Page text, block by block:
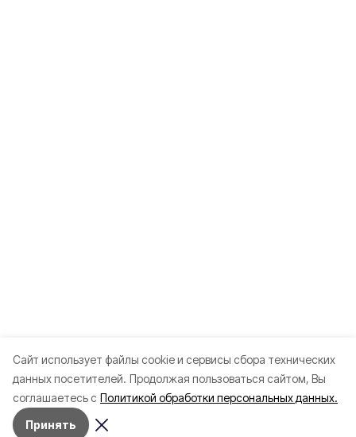
Cайт использует файлы cookie и сервисы сбора технических
данных посетителей. Продолжая пользоваться сайтом, Вы
соглашаетесь с Политикой обработки персональных данных.
Принять